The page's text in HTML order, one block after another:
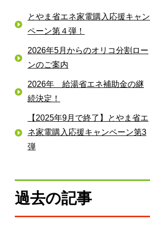
とやま省エネ家電購入応援キャン
ペーン第４弾！
2026年5月からのオリコ分割ロー
ンのご案内
2026年 給湯省エネ補助金の継
続決定！
【2025年9月で終了】とやま省エ
ネ家電購入応援キャンペーン第3
弾
過去の記事